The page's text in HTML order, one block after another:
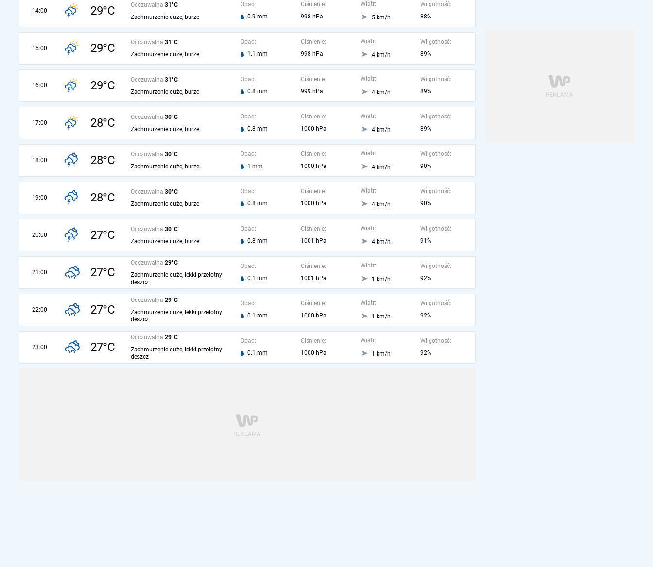
14:00 29°C Odczuwalna 31°C
Zachmurzenie duże, burze
Opad:
0.9 mm
Ciśnienie:
998 hPa
Wiatr:
5 km/h
Wilgotność:
88%
15:00 29°C Odczuwalna 31°C
Zachmurzenie duże, burze
Opad:
1.1 mm
Ciśnienie:
998 hPa
Wiatr:
4 km/h
Wilgotność:
89%
16:00 29°C Odczuwalna 31°C
Zachmurzenie duże, burze
Opad:
0.8 mm
Ciśnienie:
999 hPa
Wiatr:
4 km/h
Wilgotność:
89%
17:00 28°C Odczuwalna 30°C
Zachmurzenie duże, burze
Opad:
0.8 mm
Ciśnienie:
1000 hPa
Wiatr:
4 km/h
Wilgotność:
89%
18:00 28°C Odczuwalna 30°C
Zachmurzenie duże, burze
Opad:
1 mm
Ciśnienie:
1000 hPa
Wiatr:
4 km/h
Wilgotność:
90%
19:00 28°C Odczuwalna 30°C
Zachmurzenie duże, burze
Opad:
0.8 mm
Ciśnienie:
1000 hPa
Wiatr:
4 km/h
Wilgotność:
90%
20:00 27°C Odczuwalna 30°C
Zachmurzenie duże, burze
Opad:
0.8 mm
Ciśnienie:
1001 hPa
Wiatr:
4 km/h
Wilgotność:
91%
21:00 27°C
Odczuwalna 29°C
Zachmurzenie duże, lekki przelotny
deszcz
Opad:
0.1 mm
Ciśnienie:
1001 hPa
Wiatr:
1 km/h
Wilgotność:
92%
22:00 27°C
Odczuwalna 29°C
Zachmurzenie duże, lekki przelotny
deszcz
Opad:
0.1 mm
Ciśnienie:
1000 hPa
Wiatr:
1 km/h
Wilgotność:
92%
23:00 27°C
Odczuwalna 29°C
Zachmurzenie duże, lekki przelotny
deszcz
Opad:
0.1 mm
Ciśnienie:
1000 hPa
Wiatr:
1 km/h
Wilgotność:
92%